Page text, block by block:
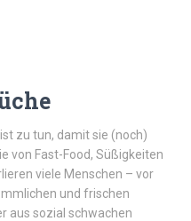
zu tun, damit sie (noch)
von Fast-Food, Süßigkeiten
viele Menschen – vor
und frischen
aus sozial schwachen